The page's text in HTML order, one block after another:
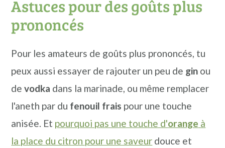
Astuces pour des goûts plus
prononcés
Pour les amateurs de goûts plus prononcés, tu
peux aussi essayer de rajouter un peu de gin ou
devodka dans la marinade, ou même remplacer
l'aneth par du fenouil frais pour une touche
anisée. Et pourquoi pas une touche d'orange à
la place du citron pour une saveur douce et